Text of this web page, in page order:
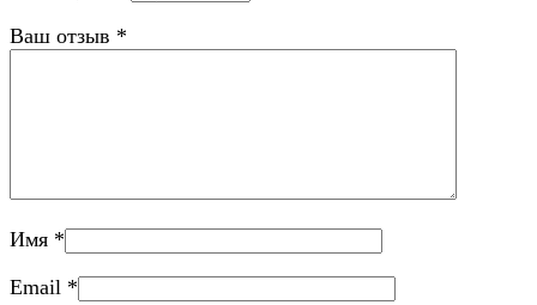
Ваш отзыв *
Имя *
Email *